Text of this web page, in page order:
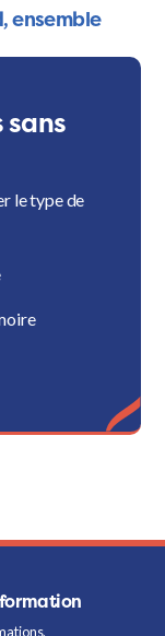
ensemble
sans
le type de